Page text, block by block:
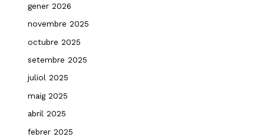
gener 2026
novembre 2025
octubre 2025
setembre 2025
juliol 2025
maig 2025
abril 2025
febrer 2025